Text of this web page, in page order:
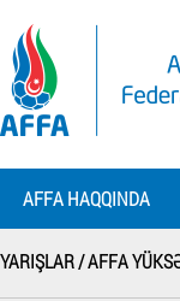
AFFA HAQQINDA
YARIŞLAR /AFFA